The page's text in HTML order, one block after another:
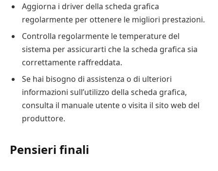
Aggiorna i driver della scheda grafica
regolarmente per ottenere le migliori prestazioni.
Controlla regolarmente le temperature del
sistema per assicurarti che la scheda grafica sia
correttamente raffreddata.
Se hai bisogno di assistenza o di ulteriori
informazioni sull’utilizzo della scheda grafica,
consulta il manuale utente o visita il sito web del
produttore.
Pensieri finali